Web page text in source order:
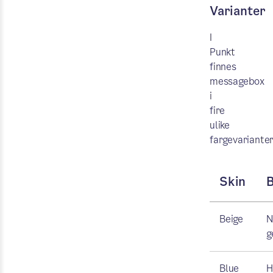
Varianter
I
Punkt
finnes
messagebox
i
fire
ulike
Skin
Beige
Blue